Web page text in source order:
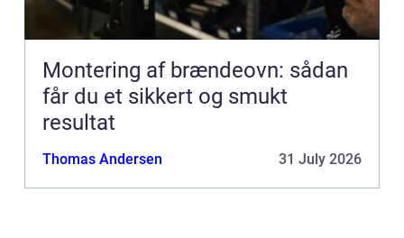
Montering af brændeovn: sådan
får du et sikkert og smukt
resultat
Thomas Andersen 31 July 2026